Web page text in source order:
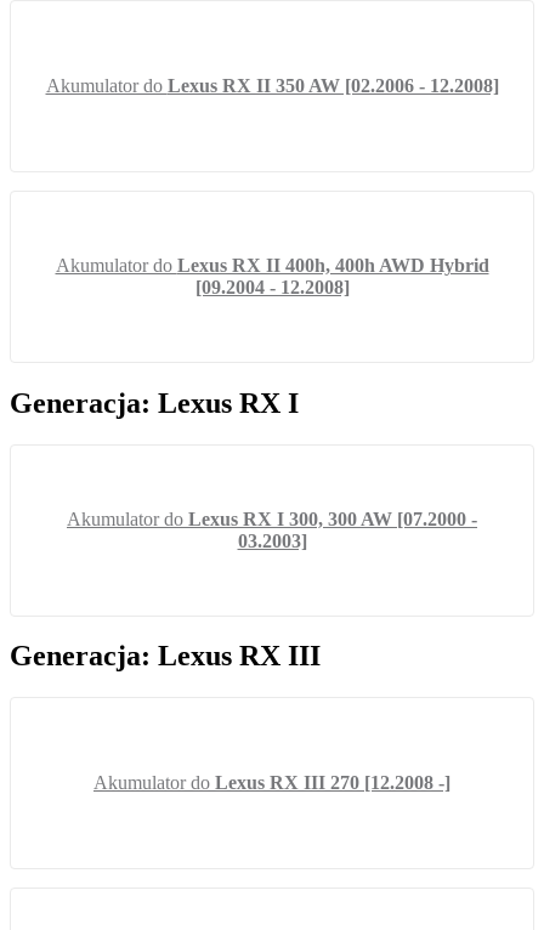
Akumulator do Lexus RX II 350 AW [02.2006 - 12.2008]
Akumulator do Lexus RX II 400h, 400h AWD Hybrid
[09.2004 - 12.2008]
Generacja: Lexus RX I
Akumulator do Lexus RX I 300, 300 AW [07.2000 -
03.2003]
Generacja: Lexus RX III
Akumulator do Lexus RX III 270 [12.2008 -]